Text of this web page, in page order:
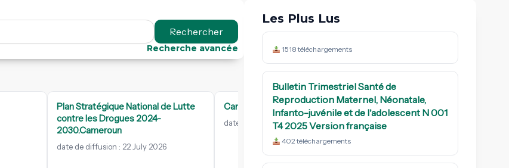
Rechercher
Recherche avancée
Plan Stratégique National de Lutte
contre les Drogues 2024-
2030.Cameroun
date de diffusion : 22 July 2026
Camphia 2024-2025 key findings
date de diffusion : 09 July 2026
Paquet Minimum d'Activités:
définition, objectifs, niveaux
date de diffusion : 23 June 2026
Les Plus Lus
1518 téléchargements
Bulletin Trimestriel Santé de
Reproduction Maternel, Néonatale,
Infanto-juvénile et de l'adolescent N 001
T4 2025 Version française
402 téléchargements